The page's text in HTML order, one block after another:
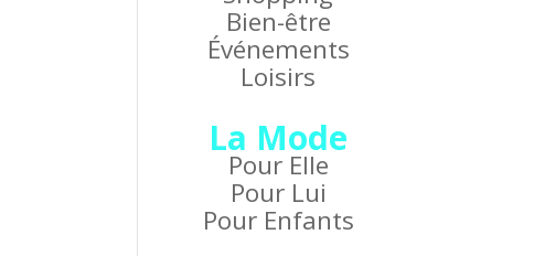
Bien-être
Événements
Loisirs
La Mode
Pour Elle
Pour Lui
Pour Enfants